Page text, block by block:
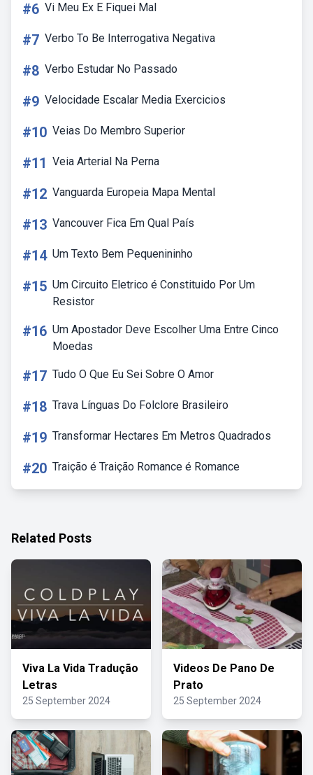
#6 Vi Meu Ex E Fiquei Mal
#7 Verbo To Be Interrogativa Negativa
#8 Verbo Estudar No Passado
#9 Velocidade Escalar Media Exercicios
#10 Veias Do Membro Superior
#11 Veia Arterial Na Perna
#12 Vanguarda Europeia Mapa Mental
#13 Vancouver Fica Em Qual País
#14 Um Texto Bem Pequenininho
#15 Um Circuito Eletrico é Constituido Por Um
Resistor
#16 Um Apostador Deve Escolher Uma Entre Cinco
Moedas
#17 Tudo O Que Eu Sei Sobre O Amor
#18 Trava Línguas Do Folclore Brasileiro
#19 Transformar Hectares Em Metros Quadrados
#20 Traição é Traição Romance é Romance
Related Posts
Viva La Vida Tradução
Letras
25 September 2024
Videos De Pano De
Prato
25 September 2024